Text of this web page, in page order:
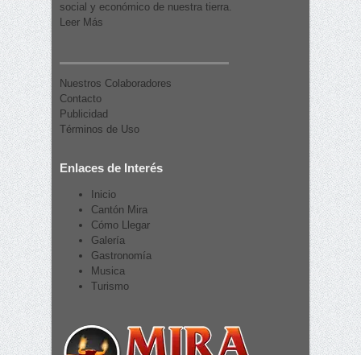
social y económico de nuestra tierra.
Leer Más
Nuestros Colaboradores
Contacto
Publicidad
Términos de Uso
Enlaces de Interés
Inicio
Cantón Mira
Cómo Llegar
Galería
Gastronomía
Musica
Turismo